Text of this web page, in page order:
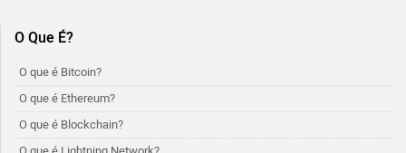
O Que É?
O que é Bitcoin?
O que é Ethereum?
O que é Blockchain?